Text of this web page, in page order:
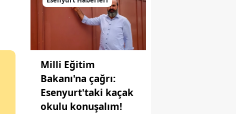
Milli Eğitim
Bakanı'na çağrı:
Esenyurt'taki kaçak
okulu konuşalım!